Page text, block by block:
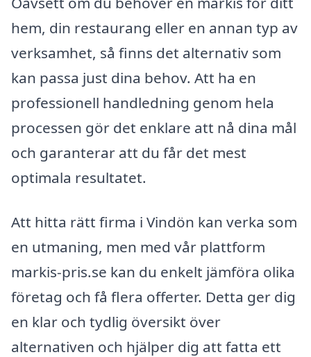
hem, din restaurang eller en annan typ av
verksamhet, så finns det alternativ som
kan passa just dina behov. Att ha en
professionell handledning genom hela
processen gör det enklare att nå dina mål
och garanterar att du får det mest
optimala resultatet.
Att hitta rätt firma i Vindön kan verka som
en utmaning, men med vår plattform
markis-pris.se kan du enkelt jämföra olika
företag och få flera offerter. Detta ger dig
en klar och tydlig översikt över
alternativen och hjälper dig att fatta ett